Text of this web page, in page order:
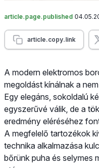
article.page.published
article.copy.link
A modern elektromos
megoldást kínálnak a
Egy elegáns, sokoldalú
egyszerűvé válik, de a
eredmény eléréséhez
A megfelelő tartozékok
technika alkalmazása
bőrünk puha és selymes